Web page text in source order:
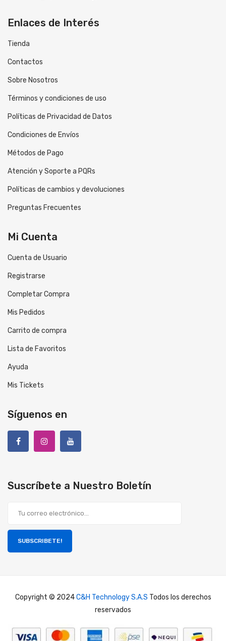
Enlaces de Interés
Tienda
Contactos
Sobre Nosotros
Términos y condiciones de uso
Políticas de Privacidad de Datos
Condiciones de Envíos
Métodos de Pago
Atención y Soporte a PQRs
Políticas de cambios y devoluciones
Preguntas Frecuentes
Mi Cuenta
Cuenta de Usuario
Registrarse
Completar Compra
Mis Pedidos
Carrito de compra
Lista de Favoritos
Ayuda
Mis Tickets
Síguenos en
Suscríbete a Nuestro Boletín
SUBSCRIBETE!
Copyright © 2024C&H Technology S.A.S Todos los derechos
reservados